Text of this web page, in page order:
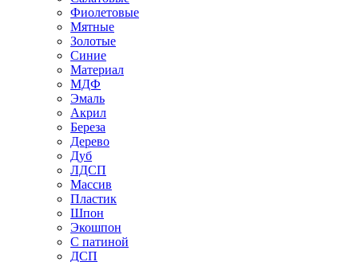
Фиолетовые
Мятные
Золотые
Синие
Материал
МДФ
Эмаль
Акрил
Береза
Дерево
Дуб
ЛДСП
Массив
Пластик
Шпон
Экошпон
С патиной
ДСП